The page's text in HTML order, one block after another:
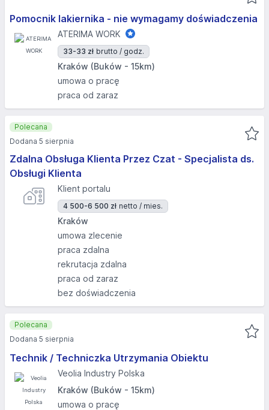
Pomocnik lakiernika - nie wymagamy doświadczenia
ATERIMA WORK
33-33 zł brutto / godz.
Kraków (Buków - 15km)
umowa o pracę
praca od zaraz
Zdalna Obsługa Klienta Przez Czat - Specjalista ds.
Obsługi Klienta
Klient portalu
4 500-6 500 zł netto / mies.
Kraków
umowa zlecenie
praca zdalna
rekrutacja zdalna
praca od zaraz
bez doświadczenia
Polecana
Dodana 5 sierpnia
Technik / Techniczka Utrzymania Obiektu
Veolia Industry Polska
Kraków (Buków - 15km)
umowa o pracę
Polecana
Dodana 5 sierpnia